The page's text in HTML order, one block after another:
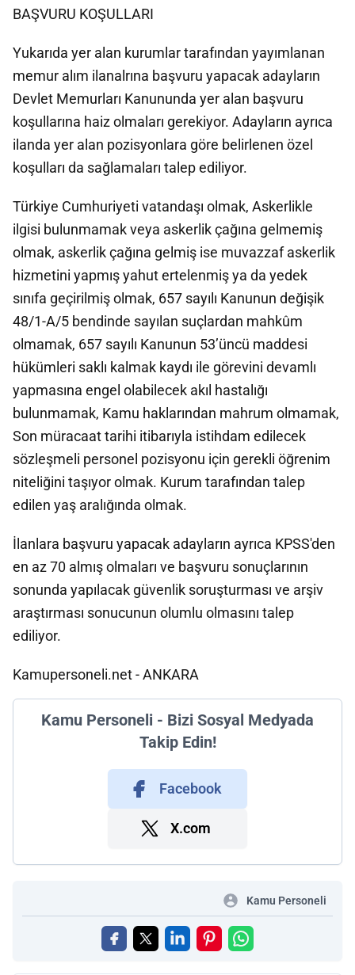
BAŞVURU KOŞULLARI
Yukarıda yer alan kurumlar tarafından yayımlanan
memur alım ilanalrına başvuru yapacak adayların
Devlet Memurları Kanununda yer alan başvuru
koşullarına haiz olmaları gerekiyor. Adayların ayrıca
ilanda yer alan pozisyonlara göre belirlenen özel
koşulları da sağlamaları talep ediliyor.
Türkiye Cumhuriyeti vatandaşı olmak, Askerlikle
ilgisi bulunmamak veya askerlik çağına gelmemiş
olmak, askerlik çağına gelmiş ise muvazzaf askerlik
hizmetini yapmış yahut ertelenmiş ya da yedek
sınıfa geçirilmiş olmak, 657 sayılı Kanunun değişik
48/1-A/5 bendinde sayılan suçlardan mahkûm
olmamak, 657 sayılı Kanunun 53’üncü maddesi
hükümleri saklı kalmak kaydı ile görevini devamlı
yapmasına engel olabilecek akıl hastalığı
bulunmamak, Kamu haklarından mahrum olmamak,
Son müracaat tarihi itibarıyla istihdam edilecek
sözleşmeli personel pozisyonu için gerekli öğrenim
niteliğini taşıyor olmak. Kurum tarafından talep
edilen yaş aralığında olmak.
İlanlara başvuru yapacak adayların ayrıca KPSS'den
en az 70 almış olmaları ve başvuru sonuçlarının
sonunda yapılacak güvenlik soruşturması ve arşiv
araştırması sonucunun olumlu olmasını talep
ediliyor.
Kamupersoneli.net - ANKARA
Kamu Personeli - Bizi Sosyal Medyada
Takip Edin!
Facebook
X.com
Kamu Personeli